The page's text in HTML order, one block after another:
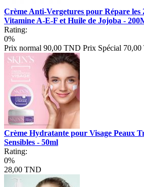
Crème Anti-Vergetures pour Répare les
Vitamine A-E-F et Huile de Jojoba -
Rating:
0%
Prix normal 90,00 TND Prix Spécial
Crème Hydratante pour Visage Peaux
Sensibles - 50ml
Rating:
0%
28,00 TND